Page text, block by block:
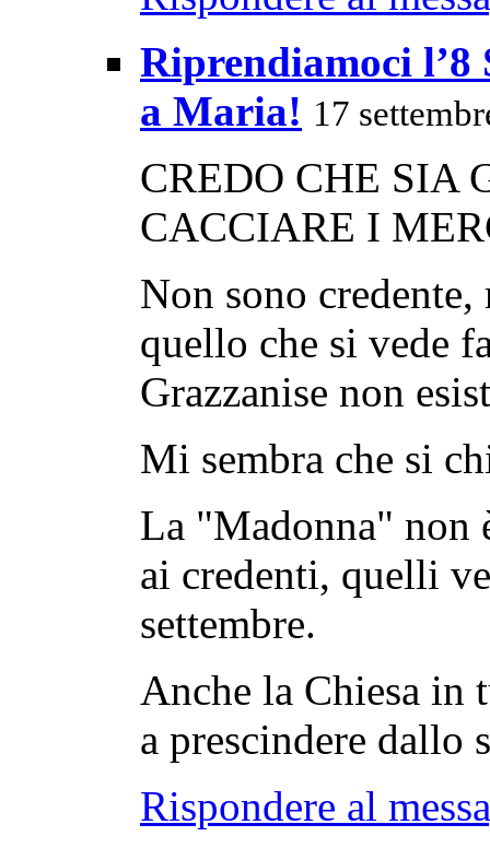
Riprendiamoci l’8
a Maria! 17
CREDO CHE SIA
CACCIARE I
Non sono
quello che si vede
Grazzanise non
Mi sembra che si
La "Madonna" non
ai credenti, quelli
settembre.
Anche la Chiesa in
a prescindere dallo
Rispondere al